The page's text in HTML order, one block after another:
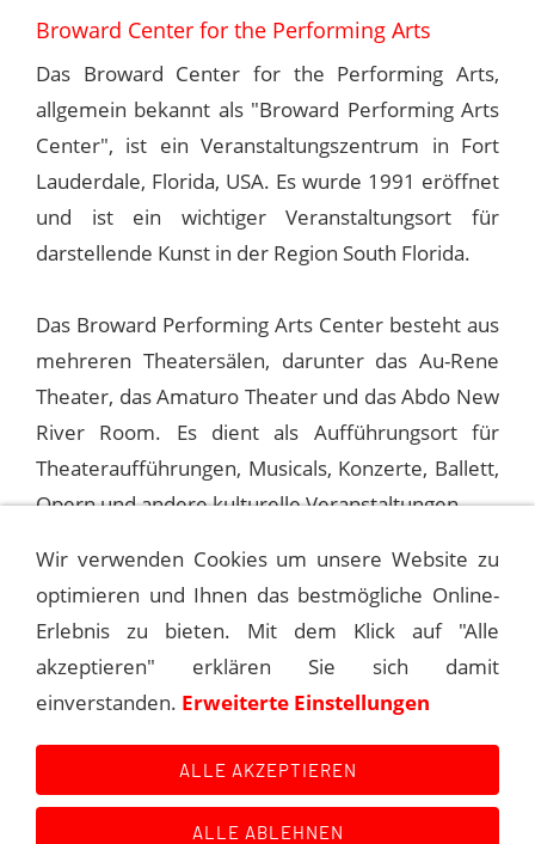
Broward Center for the Performing Arts
Das Broward Center for the Performing Arts,
allgemein bekannt als "Broward Performing Arts
Center", ist ein Veranstaltungszentrum in Fort
Lauderdale, Florida, USA. Es wurde 1991 eröffnet
und ist ein wichtiger Veranstaltungsort für
darstellende Kunst in der Region South Florida.
Das Broward Performing Arts Center besteht aus
mehreren Theatersälen, darunter das Au-Rene
Theater, das Amaturo Theater und das Abdo New
River Room. Es dient als Aufführungsort für
Theateraufführungen, Musicals, Konzerte, Ballett,
Opern und andere kulturelle Veranstaltungen.
1994-01-21 FT. LAUDERDALE, BROWARD
1994-01-23 FT. LAUDERDALE, BROWARD
P. ART CENTER
Wir verwenden Cookies um unsere Website zu
optimieren und Ihnen das bestmögliche Online-
Erlebnis zu bieten. Mit dem Klick auf "Alle
akzeptieren" erklären Sie sich damit
einverstanden. Erweiterte Einstellungen
ALLE AKZEPTIEREN
ALLE ABLEHNEN